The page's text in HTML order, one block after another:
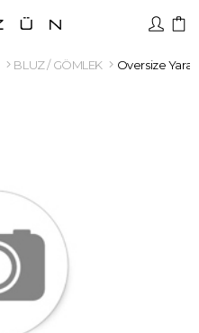
BLUZ / GÖMLEK Oversize